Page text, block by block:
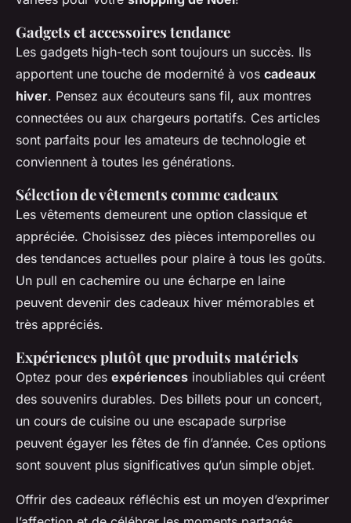
Gadgets et accessoires tendance
Les gadgets high-tech sont toujours un succès. Ils
apportent une touche de modernité à vos cadeaux
hiver. Pensez aux écouteurs sans fil, aux montres
connectées ou aux chargeurs portatifs. Ces articles
sont parfaits pour les amateurs de technologie et
conviennent à toutes les générations.
Sélection de vêtements comme cadeaux
Les vêtements demeurent une option classique et
appréciée. Choisissez des pièces intemporelles ou
des tendances actuelles pour plaire à tous les goûts.
Un pull en cachemire ou une écharpe en laine
peuvent devenir des cadeaux hiver mémorables et
très appréciés.
Expériences plutôt que produits matériels
Optez pour des expériences inoubliables qui créent
des souvenirs durables. Des billets pour un concert,
un cours de cuisine ou une escapade surprise
peuvent égayer les fêtes de fin d’année. Ces options
sont souvent plus significatives qu’un simple objet.
Offrir des cadeaux réfléchis est un moyen d’exprimer